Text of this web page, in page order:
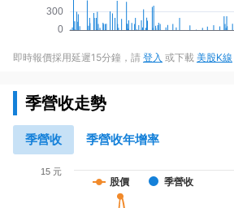
即時報價採用延遲15分鐘，請 登入 或下載 美股K線
季營收走勢
季營收 季營收年增率
股價 季營收
15 元